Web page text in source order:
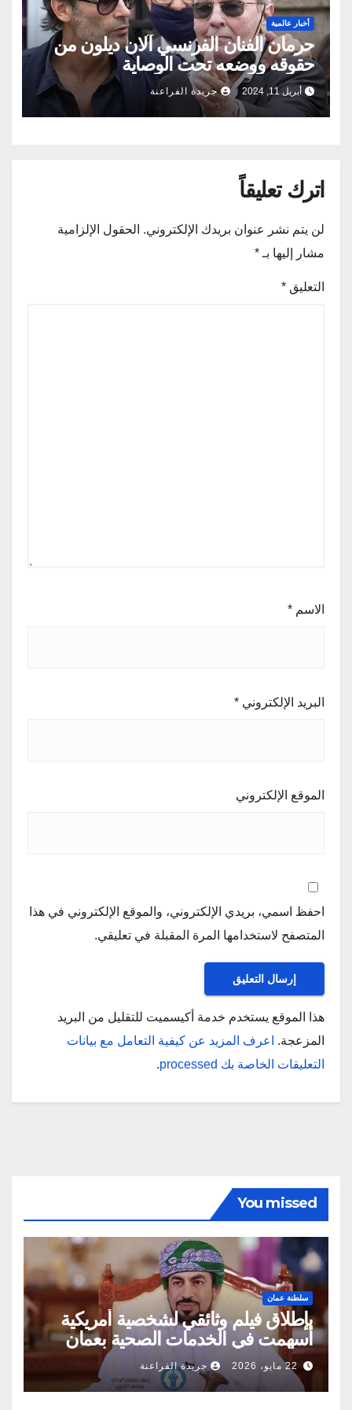
أخبار عالمية
حرمان الفنان الفرنسي آلان ديلون من
حقوقه ووضعه تحت الوصاية
أبريل 11, 2024 جريدة الفراعنة
اترك تعليقاً
لن يتم نشر عنوان بريدك الإلكتروني. الحقول الإلزامية
مشار إليها بـ *
التعليق *
الاسم *
البريد الإلكتروني *
الموقع الإلكتروني
احفظ اسمي، بريدي الإلكتروني، والموقع الإلكتروني في هذا
المتصفح لاستخدامها المرة المقبلة في تعليقي.
هذا الموقع يستخدم خدمة أكيسميت للتقليل من البريد
المزعجة.
اعرف المزيد عن كيفية التعامل مع بيانات
التعليقات الخاصة بك processed
.
You missed
سلطنة عمان
بإطلاق فيلم وثائقي لشخصية أمريكية
أسهمت في الخدمات الصحية بعمان
22 مايو، 2026 جريدة الفراعنة